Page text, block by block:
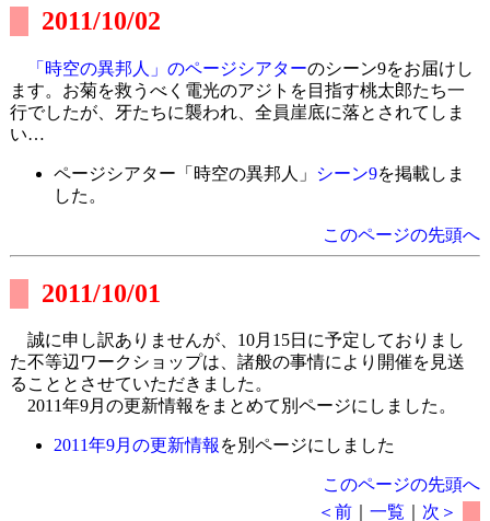
2011/10/02
「時空の異邦人」のページシアターのシーン9をお届けし
ます。お菊を救うべく電光のアジトを目指す桃太郎たち一
行でしたが、牙たちに襲われ、全員崖底に落とされてしま
い…
ページシアター「時空の異邦人」 シーン9を掲載しま
した。
このページの先頭へ
2011/10/01
誠に申し訳ありませんが、10月15日に予定しておりまし
た不等辺ワークショップは、諸般の事情により開催を見送
ることとさせていただきました。
2011年9月の更新情報をまとめて別ページにしました。
2011年9月の更新情報 を別ページにしました
このページの先頭へ
＜前 ｜一覧 次＞